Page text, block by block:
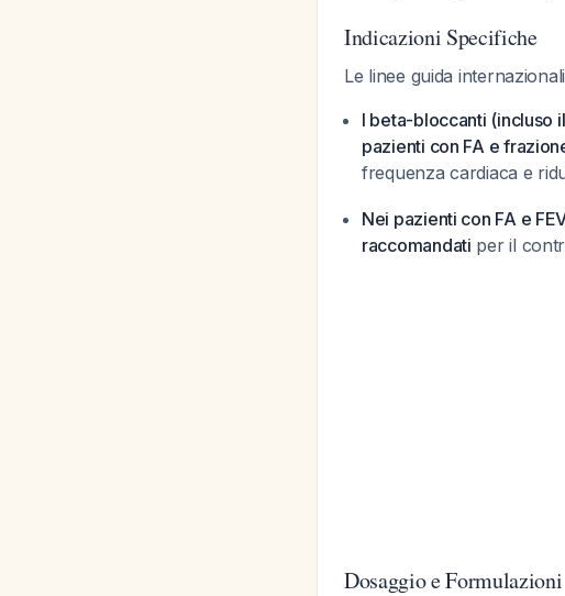
Indicazioni Specifiche
Le linee guida
I beta-bloccanti (incluso
pazienti con FA e
frequenza cardiaca e
Nei pazienti con FA e
raccomandati per il
Dosaggio e Formulazioni